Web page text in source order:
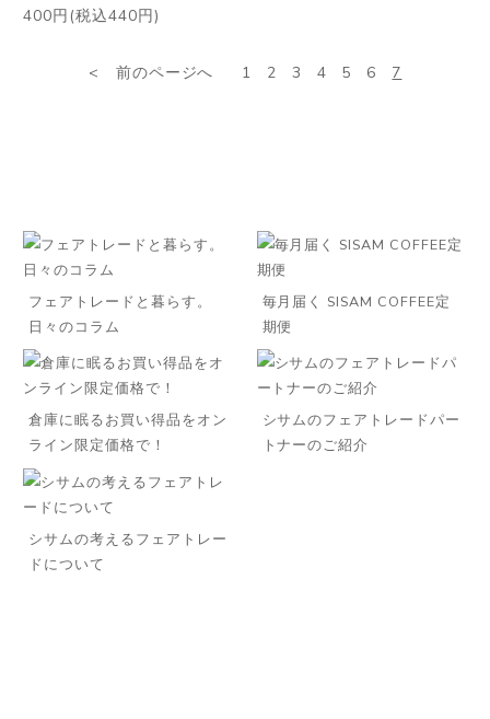
400円(税込440円)
前のページへ 1 2 3 4 5 6 7
フェアトレードと暮らす。
日々のコラム
毎月届く SISAM COFFEE定
期便
倉庫に眠るお買い得品をオン
ライン限定価格で！
シサムのフェアトレードパー
トナーのご紹介
シサムの考えるフェアトレー
ドについて